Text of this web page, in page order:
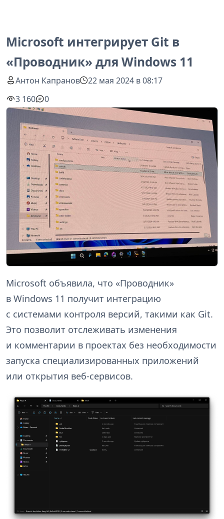
Microsoft интегрирует Git в
«Проводник» для Windows 11
Антон Капранов
22 мая 2024 в 08:17
3 160
0
Microsoft объявила, что «Проводник»
в Windows 11 получит интеграцию
с системами контроля версий, такими как Git.
Это позволит отслеживать изменения
и комментарии в проектах без необходимости
запуска специализированных приложений
или открытия веб-сервисов.